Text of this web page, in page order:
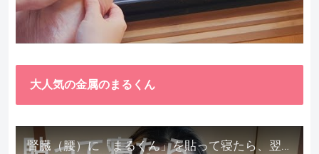
大人気の金属のまるくん
腎臓（腰）に「まるくん」を貼って寝たら、翌朝めちゃ楽でびっくりしました。腎臓叩いても痛くない！【お客様の声を試してみた】